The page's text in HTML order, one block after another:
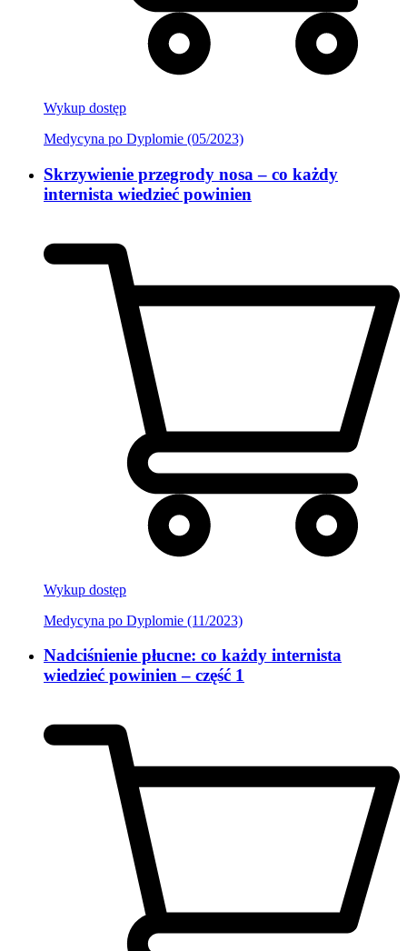
Wykup dostęp
Medycyna po Dyplomie (05/2023)
Skrzywienie przegrody nosa – co każdy
internista wiedzieć powinien
Wykup dostęp
Medycyna po Dyplomie (11/2023)
Nadciśnienie płucne: co każdy internista
wiedzieć powinien – część 1